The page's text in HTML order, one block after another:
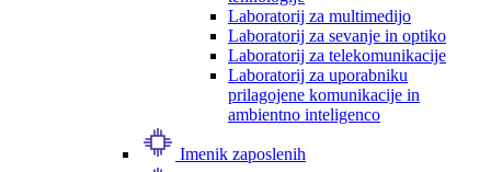
Laboratorij za multimedijo
Laboratorij za sevanje in optiko
Laboratorij za telekomunikacije
Laboratorij za uporabniku
prilagojene komunikacije in
ambientno inteligenco
Imenik zaposlenih